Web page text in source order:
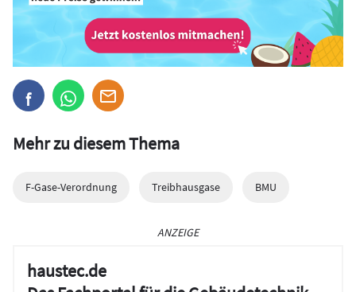
Mehr zu diesem Thema
F-Gase-Verordnung Treibhausgase BMU
ANZEIGE
haustec.de